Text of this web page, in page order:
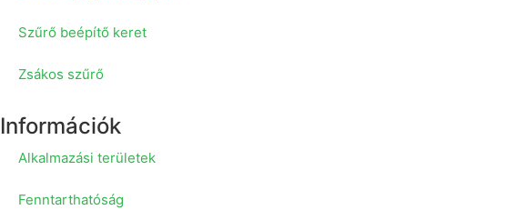
Szűrő beépítő keret
Zsákos szűrő
Információk
Alkalmazási területek
Fenntarthatóság